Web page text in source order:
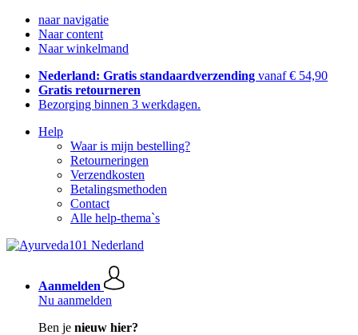
naar navigatie
Naar content
Naar winkelmand
Nederland: Gratis standaardverzending vanaf € 54,90
Gratis retourneren
Bezorging binnen 3 werkdagen.
Help
Waar is mijn bestelling?
Retourneringen
Verzendkosten
Betalingsmethoden
Contact
Alle help-thema`s
Aanmelden
Nu aanmelden
Ben je nieuw hier?